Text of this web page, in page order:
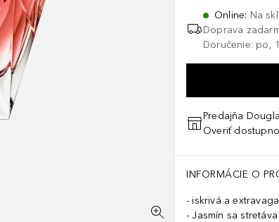
Online: Na
Doprava
Doručenie: po,
Predajňa
Overiť
INFORMÁCIE O
iskrivá a
Jasmín sa